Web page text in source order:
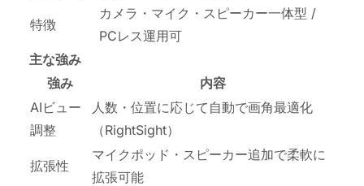
特徴
カメラ・マイク・スピーカー一体型 /
PCレス運用可
主な強み
強み
内容
AIビュー
調整
人数・位置に応じて自動で画角最適化
（RightSight）
拡張性
マイクポッド・スピーカー追加で柔軟に
拡張可能